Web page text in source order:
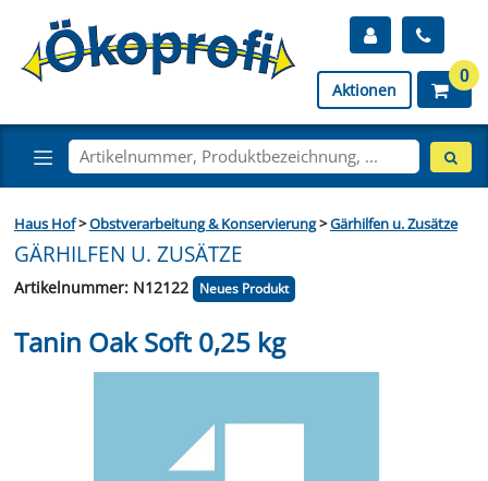
Aktionen
0
Haus Hof>Obstverarbeitung & Konservierung>Gärhilfen u. Zusätze
GÄRHILFEN U. ZUSÄTZE
Artikelnummer: N12122 Neues Produkt
Tanin Oak Soft 0,25 kg